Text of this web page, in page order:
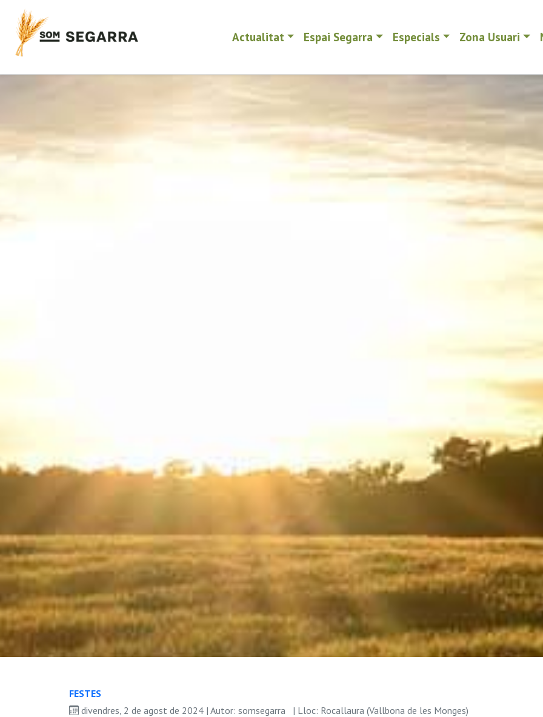
Actualitat Espai Segarra Especials Zona Usuari
FESTES
divendres, 2 de agost de 2024 | Autor: somsegarra
| Lloc: Rocallaura (Vallbona de les Monges)